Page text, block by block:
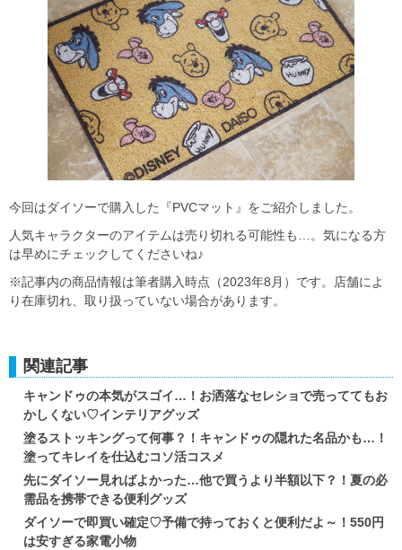
今回はダイソーで購入した『PVCマット』をご紹介しました。
人気キャラクターのアイテムは売り切れる可能性も…。気になる方
は早めにチェックしてくださいね♪
※記事内の商品情報は筆者購入時点（2023年8月）です。店舗によ
り在庫切れ、取り扱っていない場合があります。
関連記事
キャンドゥの本気がスゴイ…！お洒落なセレショで売っててもお
かしくない♡インテリアグッズ
塗るストッキングって何事？！キャンドゥの隠れた名品かも…！
塗ってキレイを仕込むコソ活コスメ
先にダイソー見ればよかった…他で買うより半額以下？！夏の必
需品を携帯できる便利グッズ
ダイソーで即買い確定♡予備で持っておくと便利だよ～！550円
は安すぎる家電小物